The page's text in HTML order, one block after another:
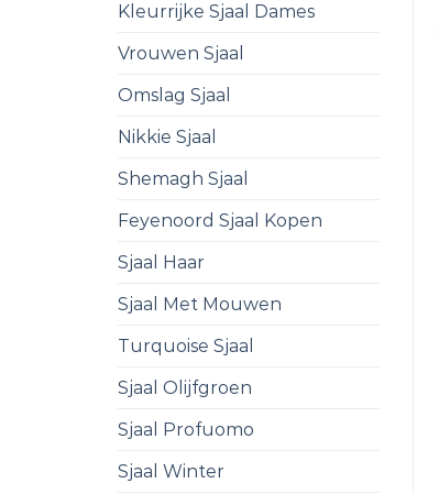
Kleurrijke Sjaal Dames
Vrouwen Sjaal
Omslag Sjaal
Nikkie Sjaal
Shemagh Sjaal
Feyenoord Sjaal Kopen
Sjaal Haar
Sjaal Met Mouwen
Turquoise Sjaal
Sjaal Olijfgroen
Sjaal Profuomo
Sjaal Winter